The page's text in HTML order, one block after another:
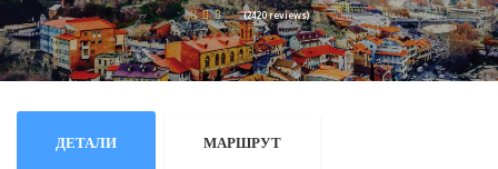
(2420 reviews)
ДЕТАЛИ МАРШРУТ